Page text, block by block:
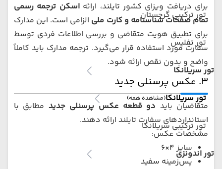
تور ترکیبی گرجستان
تور تفلیس
تور سریلانکا
تور سریلانکا(مشاهده همه)
تور ترکیبی سریلانکا
تور اندونزی
برای دریافت ویزای کشور تایلند، ارائهاسکن ترجمه رسمی
تمام صفحات شناسنامه و کارت ملی الزامی است. این مدارک
برای تطبیق هویت متقاضی و بررسی اطلاعات فردی توسط
سفارت مورد استفاده قرار می‌گیرد. ترجمه مدارک باید کاملاً
واضح و بدون نقص ارائه شود.
۳. عکس پرسنلی جدید
متقاضیان باید دو قطعه عکس پرسنلی جدید مطابق با
استانداردهای سفارت تایلند ارائه دهند.
مشخصات عکس:
سایز ۴×۶
پس‌زمینه سفید